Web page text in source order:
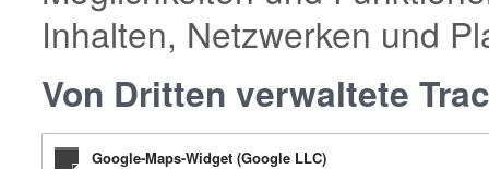
Inhalten, Netzwerken und
Von Dritten verwaltete
Google-Maps-Widget (Google LLC)